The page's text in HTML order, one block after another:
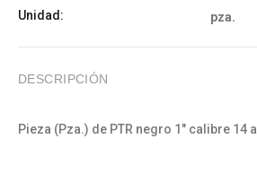
Unidad:
pza.
DESCRIPCIÓN
Pieza (Pza.) de PTR negro 1" calibre 14